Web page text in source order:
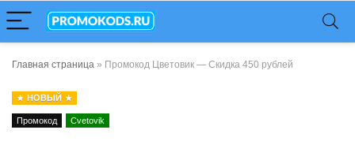
Главная страница » Промокод Цветовик — Скидка 450 рублей
НОВЫЙ
Промокод Cvetovik